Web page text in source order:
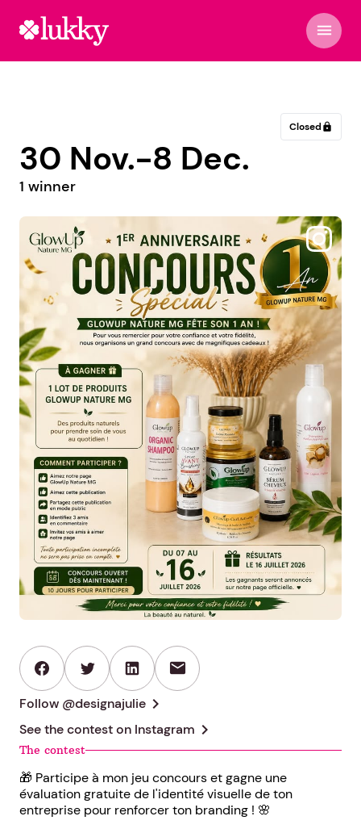
menu
Closed lock
30 Nov.-8 Dec.
1 winner
@designajulie
mail
Follow @designajulie chevron_right
See the contest on Instagram chevron_right
The contest
🎁 Participe à mon jeu concours et gagne une
évaluation gratuite de l'identité visuelle de ton
entreprise pour renforcer ton branding ! 🌸